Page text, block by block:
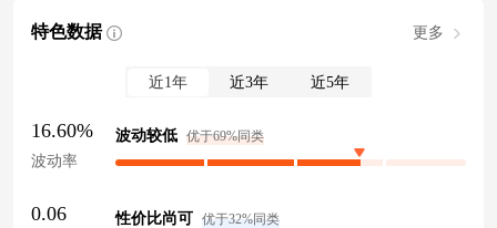
特色数据 更多
近1年 近3年 近5年
16.60%
波动率
波动较低 优于69%同类
0.06 性价比尚可 优于32%同类